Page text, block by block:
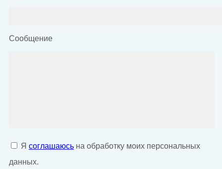
Сообщение
Я соглашаюсь на обработку моих персональных
данных.